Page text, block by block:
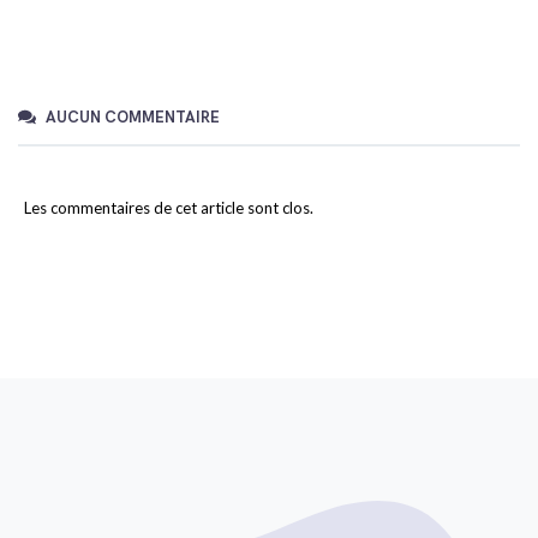
AUCUN COMMENTAIRE
Les commentaires de cet article sont clos.